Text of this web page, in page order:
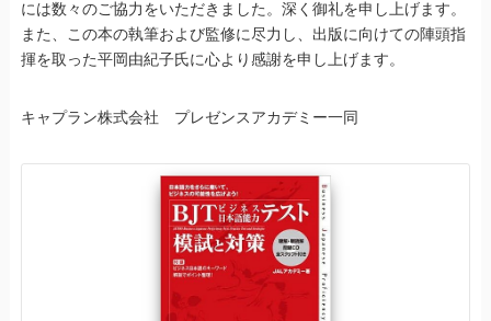
には数々のご協力をいただきました。深く御礼を申し上げます。
また、この本の執筆および監修に尽力し、出版に向けての陣頭指
揮を取った平岡由紀子氏に心より感謝を申し上げます。
キャプラン株式会社 プレゼンスアカデミー一同